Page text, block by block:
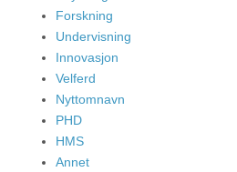
Forskning
Undervisning
Innovasjon
Velferd
Nyttomnavn
PHD
HMS
Annet